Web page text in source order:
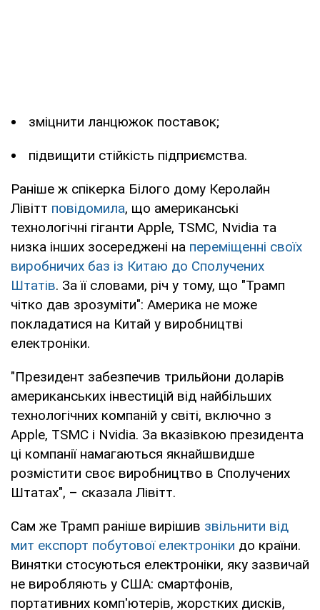
зміцнити ланцюжок поставок;
підвищити стійкість підприємства.
Раніше ж спікерка Білого дому Керолайн
Лівітт повідомила, що американські
технологічні гіганти Apple, TSMC, Nvidia та
низка інших зосереджені на переміщенні своїх
виробничих баз із Китаю до Сполучених
Штатів. За її словами, річ у тому, що "Трамп
чітко дав зрозуміти": Америка не може
покладатися на Китай у виробництві
електроніки.
"Президент забезпечив трильйони доларів
американських інвестицій від найбільших
технологічних компаній у світі, включно з
Apple, TSMC і Nvidia. За вказівкою президента
ці компанії намагаються якнайшвидше
розмістити своє виробництво в Сполучених
Штатах", – сказала Лівітт.
Сам же Трамп раніше вирішив звільнити від
мит експорт побутової електроніки до країни.
Винятки стосуються електроніки, яку зазвичай
не виробляють у США: смартфонів,
портативних комп'ютерів, жорстких дисків,